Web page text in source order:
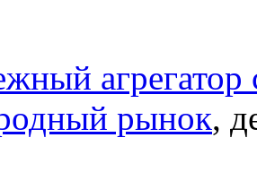
агрегатор
рынок,